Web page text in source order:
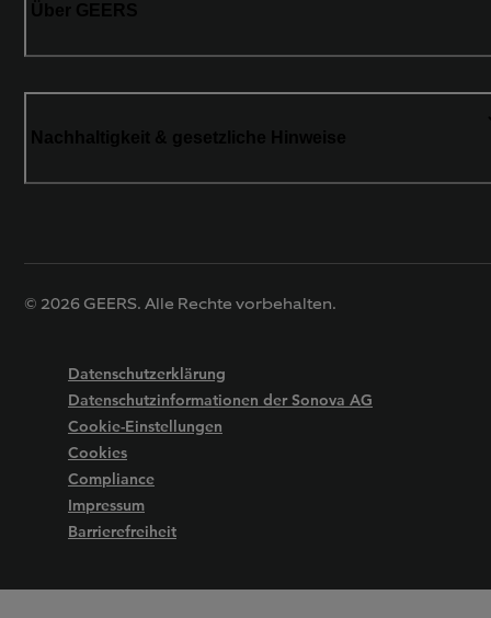
© 2026 GEERS. Alle Rechte vorbehalten.
Datenschutzerklärung
Datenschutzinformationen der Sonova AG
Cookie-Einstellungen
Cookies
Compliance
Impressum
Barrierefreiheit